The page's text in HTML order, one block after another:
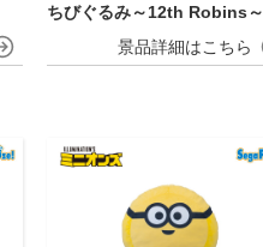
ちびぐるみ～12th Robins～